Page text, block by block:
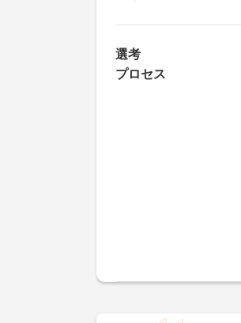
選考
プロセス